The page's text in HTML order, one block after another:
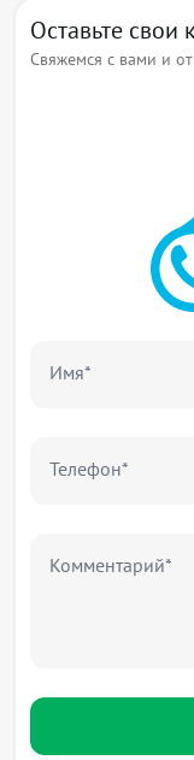
Оставьте свои
Свяжемся с вами и
Имя*
Телефон*
Комментарий*